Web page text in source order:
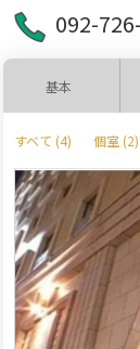
092-
基本
すべて (4) 個室 (2)